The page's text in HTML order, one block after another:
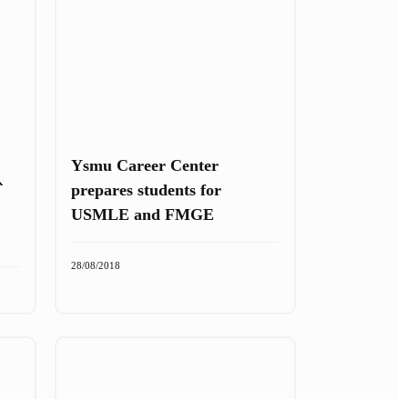
Ysmu Career Center
prepares students for
USMLE and FMGE
28/08/2018